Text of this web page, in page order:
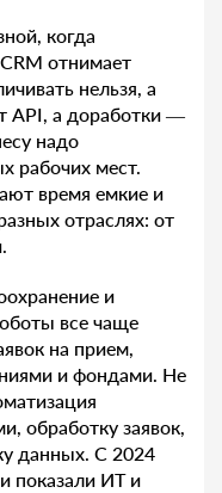
когда
отнимает
нельзя, а
API, а доработки —
надо
рабочих мест.
время емкие и
отраслях: от
и
все чаще
на прием,
и фондами. Не
обработку заявок,
данных. С 2024
показали ИT и